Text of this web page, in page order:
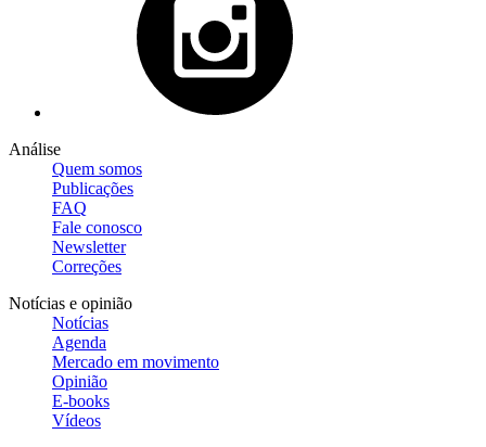
Análise
Quem somos
Publicações
FAQ
Fale conosco
Newsletter
Correções
Notícias e opinião
Notícias
Agenda
Mercado em movimento
Opinião
E-books
Vídeos